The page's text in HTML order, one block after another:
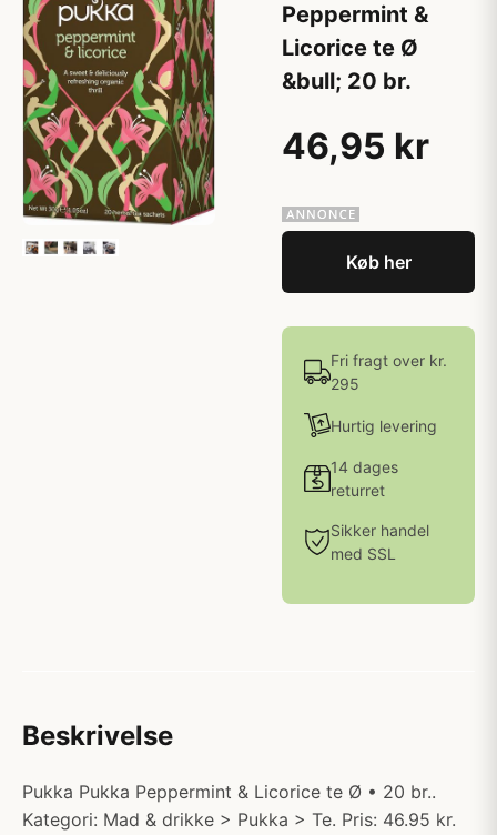
Peppermint &
Licorice te Ø
&bull; 20 br.
46,95 kr
Køb her
Fri fragt over kr.
295
Hurtig levering
14 dages
returret
Sikker handel
med SSL
Beskrivelse
Pukka Pukka Peppermint & Licorice te Ø • 20 br..
Kategori: Mad & drikke > Pukka > Te. Pris: 46.95 kr.